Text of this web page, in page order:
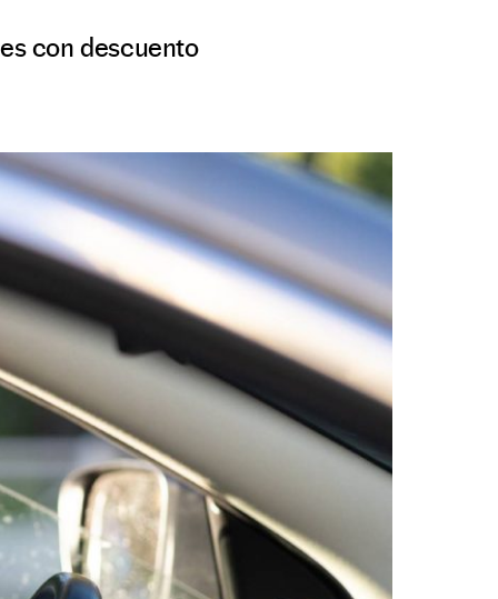
con descuento